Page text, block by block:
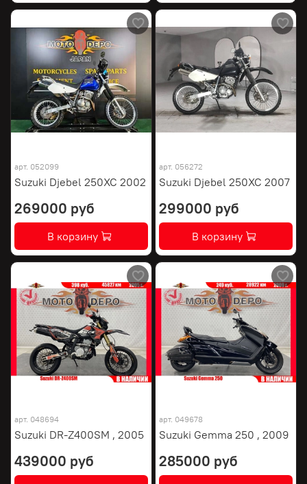
арт. 052099
Suzuki Djebel 250XC 2002
269000 руб
В корзину
арт. 056272
Suzuki Djebel 250XC 2007
299000 руб
В корзину
арт. 048694
Suzuki DR-Z400SM , 2005
439000 руб
арт. 049678
Suzuki Gemma 250 , 2009
285000 руб